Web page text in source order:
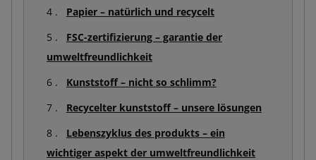
Papier – natürlich und recycelt
FSC-zertifizierung – garantie der
umweltfreundlichkeit
Kunststoff – nicht so schlimm?
Recycelter kunststoff – unsere lösungen
Lebenszyklus des produkts – ein
wichtiger aspekt der umweltfreundlichkeit